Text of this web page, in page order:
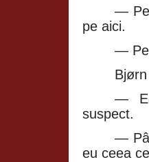
— Pe
pe aici.
—
—
suspect.
—
eu ceea